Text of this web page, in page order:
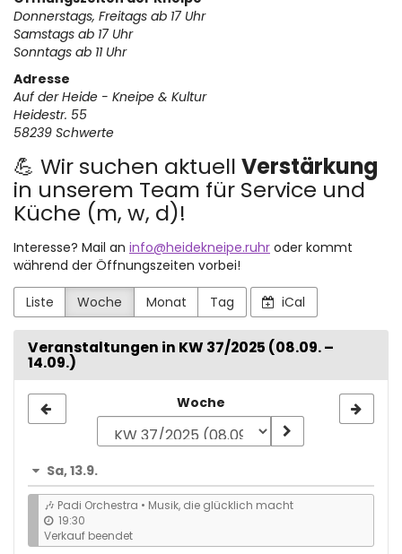
Donnerstags, Freitags ab 17 Uhr
Samstags ab 17 Uhr
Sonntags ab 11 Uhr
Adresse
Auf der Heide - Kneipe & Kultur
Heidestr. 55
58239 Schwerte
💪 Wir suchen aktuell Verstärkung
in unserem Team für Service und
Küche (m, w, d)!
Interesse? Mail an info@heidekneipe.ruhr oder kommt
während der Öffnungszeiten vorbei!
Liste Woche Monat Tag iCal
Veranstaltungen in KW 37/2025 (08.09. –
14.09.)
zur
auswählen
Woche
Sa, 13.9.
🎶 Padi Orchestra • Musik, die glücklich macht
19:30
Verkauf beendet